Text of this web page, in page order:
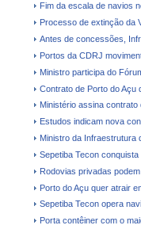
Fim da escala de navios
Processo de extinção da
Antes de concessões,
Portos da CDRJ
Ministro participa do
Contrato de Porto do Açu
Ministério assina
Estudos indicam nova
Ministro da Infraestrutura
Sepetiba Tecon
Rodovias privadas
Porto do Açu quer atrair
Sepetiba Tecon opera
Porta contêiner com o